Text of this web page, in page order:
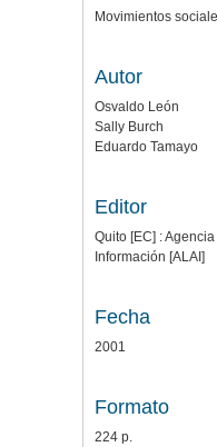
Movimientos
Autor
Osvaldo León
Sally Burch
Eduardo Tamayo
Editor
Quito [EC] :
Información [ALAI]
Fecha
2001
Formato
224 p.